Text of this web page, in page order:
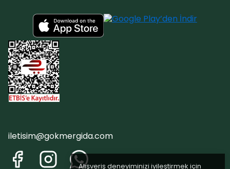
Alışveriş deneyiminizi iyileştirmek için
iletisim@gokmergida.com